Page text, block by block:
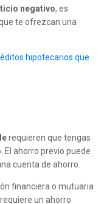
negativo, es
te ofrezcan una
hipotecarios que
requieren que tengas
El ahorro previo puede
cuenta de ahorro.
financiera o mutuaria
requiere un ahorro